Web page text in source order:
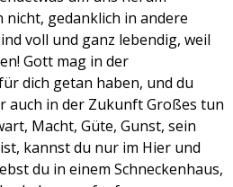
gedanklich in andere
voll und ganz lebendig, weil
Gott mag in der
dich getan haben, und du
auch in der Zukunft Großes tun
Macht, Güte, Gunst, sein
kannst du nur im Hier und
du in einem Schneckenhaus,